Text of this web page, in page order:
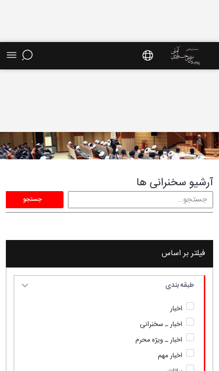
آرشیو کل سخنرانی ها - سایت استاد مرتضی جوادی
آملی
آرشیو سخنرانی ها
جستجو
فیلتر بر اساس
طبقه بندی
اخبار
اخبار ـ سخنرانی
اخبار ـ ویژه محرم
اخبار مهم